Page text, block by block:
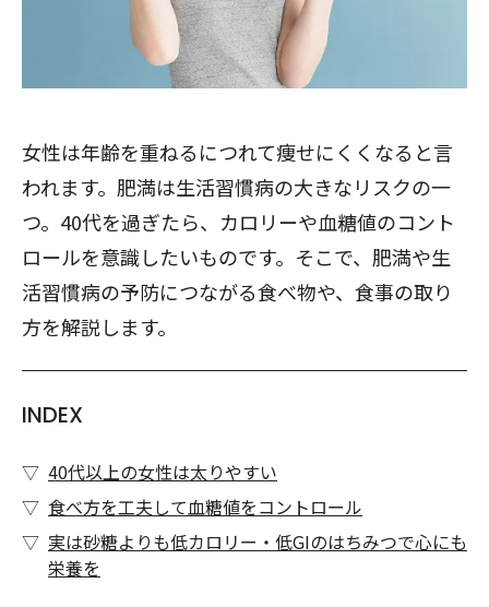
女性は年齢を重ねるにつれて痩せにくくなると言
われます。肥満は生活習慣病の大きなリスクの一
つ。40代を過ぎたら、カロリーや血糖値のコント
ロールを意識したいものです。そこで、肥満や生
活習慣病の予防につながる食べ物や、食事の取り
方を解説します。
INDEX
40代以上の女性は太りやすい
食べ方を工夫して血糖値をコントロール
実は砂糖よりも低カロリー・低GIのはちみつで心にも
栄養を